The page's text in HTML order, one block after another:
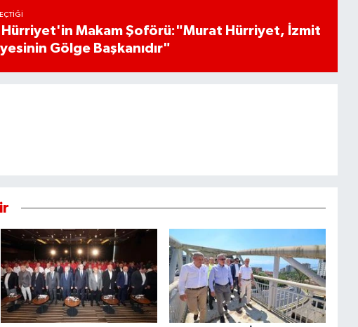
Hürriyet'in Makam Şoförü:"Murat Hürriyet, İzmit
Gölge Başkanıdır"